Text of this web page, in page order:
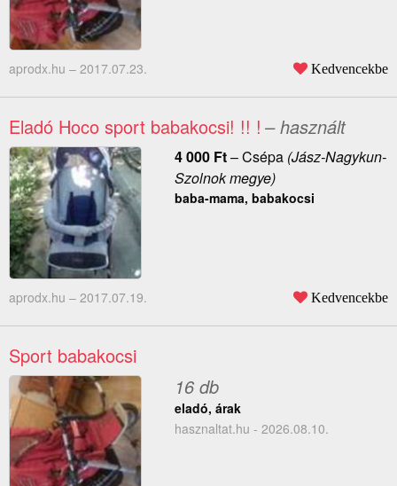
aprodx.hu – 2017.07.23. Kedvencekbe
Eladó Hoco sport babakocsi! !! ! – használt
4 000 Ft–Csépa(Jász-Nagykun-
Szolnok megye)
baba-mama, babakocsi
aprodx.hu – 2017.07.19. Kedvencekbe
Sport babakocsi
16 db
eladó, árak
hasznaltat.hu - 2026.08.10.